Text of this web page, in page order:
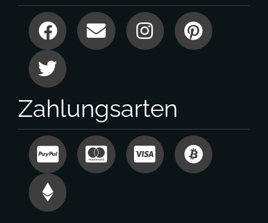
Zahlungsarten